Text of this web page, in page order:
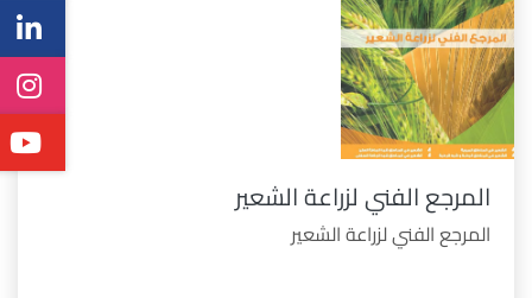
المرجع الفني لزراعة الشعير
المرجع الفني لزراعة الشعير